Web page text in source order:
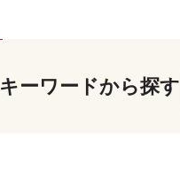
キーワードから探す